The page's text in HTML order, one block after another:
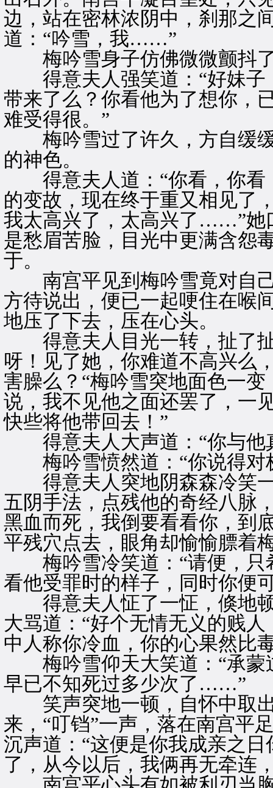
边，站在密林浓阴中，刹那之
道：“吟雪，我……”
梅吟雪身子仿佛微微颤抖了
得意夫人强笑道：“好妹子
带来了么？你看他为了想你，
难受得很。”
梅吟雪过了许久，方自缓缓
的神色。
得意夫人道：“你看，你看
的变故，现在终于重又相见了
我太高兴了，太高兴了……”她
是愁眉苦脸，目光中更满含怨
于。
南宫平见到梅吟雪竟对自己
方待说出，便已一起哽住在喉
地压了下去，压在心头。
得意夫人目光一转，扯了扯
呀！见了她，你难道不高兴么
害臊么？“梅吟雪突地面色一
说，我不见他之面还罢了，一
快些将他带回去！”
得意夫人大声道：“你与他
梅吟雪愤然道：“你说得对
得意夫人突地阴森森冷笑一
五阴手法，点残他的奇经八脉
黑血而死，我倒要看看你，到
平残穴点去，眼角却愉愉膘着
梅吟雪冷笑道：“请便，只
看他受罪时的样子，同时你便
得意夫人怔了一怔，倏地顿
大骂道：“好个无情无义的贱
中人称你冷血，你的心果然比
梅吟雪仰天大笑道：“承蒙
早已不知死过多少次了……”
笑声突地一顿，自怀中取出
来，“叮铛”一声，落在南宫平
沉声道：“这便是你我成亲之
了，从今以后，我俩再无牵连